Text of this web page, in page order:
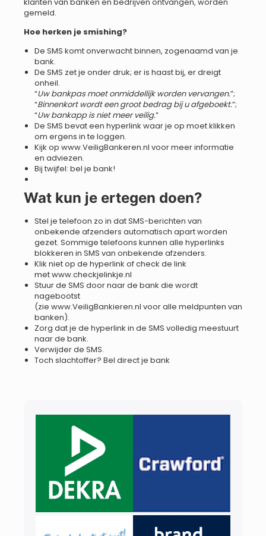
gemeld.
Hoe herken je smishing?
De SMS komt onverwacht binnen, zogenaamd van je
bank.
De SMS zet je onder druk; er is haast bij, er dreigt
onheil.
“Uw bankpas moet onmiddellijk worden vervangen.”;
“Binnenkort wordt een groot bedrag bij u afgeboekt.”;
“Uw bankapp is niet meer veilig.”
De SMS bevat een hyperlink waar je op moet klikken
om ergens in te loggen.
Kijk op www.VeiligBankeren.nl voor meer informatie
en adviezen.
Bij twijfel: bel je bank!
Wat kun je ertegen doen?
Stel je telefoon zo in dat SMS-berichten van
onbekende afzenders automatisch apart worden
gezet. Sommige telefoons kunnen alle hyperlinks
blokkeren in SMS van onbekende afzenders.
Klik niet op de hyperlink of check de link
metwww.checkjelinkje.nl
Stuur de SMS door naar de bank die wordt
nagebootst
(zie www.VeiligBankieren.nl voor alle meldpunten van
banken).
Zorg dat je de hyperlink in de SMS volledig meestuurt
naar de bank.
Verwijder de SMS.
Toch slachtoffer? Bel direct je bank